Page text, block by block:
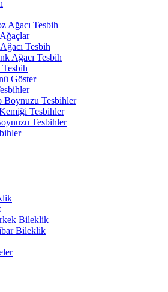
Ağacı Tesbih
Tesbih
Ağacı Tesbih
Tesbih
Göster
Boynuzu Tesbihler
Tesbihler
Tesbihler
Bileklik
Bileklik